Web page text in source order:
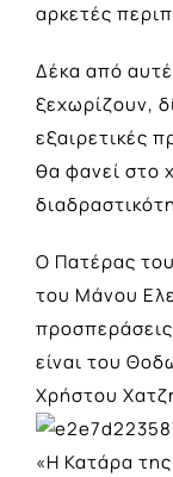
αρκετές
Δέκα από
ξεχωρίζουν,
εξαιρετικές
θα φανεί στο
Ο Πατέρας
του Μάνου
είναι του
Χρήστου
«Η Κατάρα